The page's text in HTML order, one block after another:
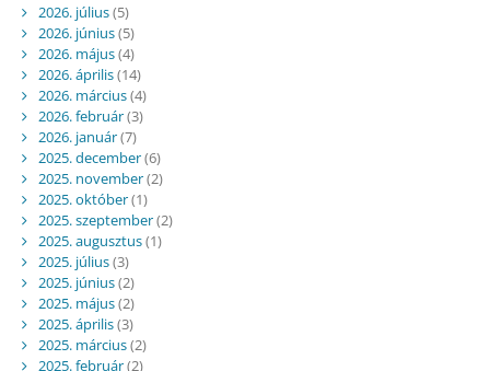
2026. július(5)
2026. június(5)
2026. május(4)
2026. április(14)
2026. március(4)
2026. február(3)
2026. január(7)
2025. december(6)
2025. november(2)
2025. október(1)
2025. szeptember(2)
2025. augusztus(1)
2025. július(3)
2025. június(2)
2025. május(2)
2025. április(3)
2025. március(2)
2025. február(2)